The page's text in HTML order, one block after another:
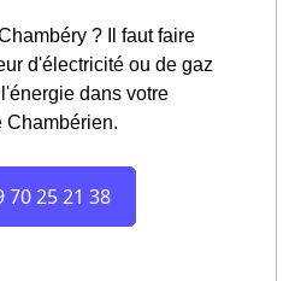
? Il faut faire
d'électricité ou de gaz
dans votre
Chambérien.